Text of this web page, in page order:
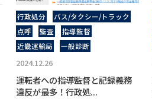
行政処分
バス/タクシー/トラック
点呼
監査
指導監督
近畿運輸局
一般診断
2024.12.26
運転者への指導監督と記録義務
違反が最多！行政処...